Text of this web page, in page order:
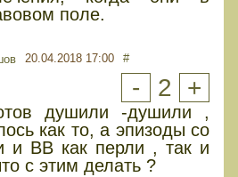
поле.
20.04.2018 17:00 #
- 2 +
душили -душили ,
как то, а эпизоды со
и ВВ как перли , так и
с этим делать ?